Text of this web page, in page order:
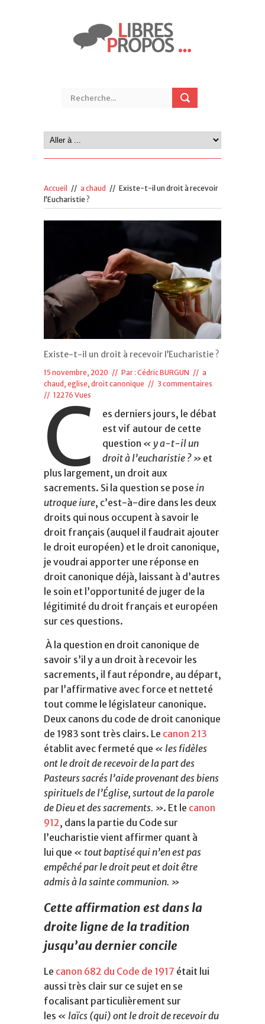
Accueil // a chaud // Existe-t-il un droit à recevoir
l’Eucharistie ?
Existe-t-il un droit à recevoir l’Eucharistie ?
15 novembre, 2020 // Par : Cédric BURGUN // a
chaud , eglise, droit canonique // 3 commentaires
// 12276 Vues
C
es derniers jours, le débat
est vif autour de cette
question « y a-t-il un
droit à l’eucharistie ? » et
plus largement, un droit aux
sacrements. Si la question se pose in
utroque iure, c’est-à-dire dans les deux
droits qui nous occupent à savoir le
droit français (auquel il faudrait ajouter
le droit européen) et le droit canonique,
je voudrai apporter une réponse en
droit canonique déjà, laissant à d’autres
le soin et l’opportunité de juger de la
légitimité du droit français et européen
sur ces questions.
À la question en droit canonique de
savoir s’il y a un droit à recevoir les
sacrements, il faut répondre, au départ,
par l’affirmative avec force et netteté
tout comme le législateur canonique.
Deux canons du code de droit canonique
de 1983 sont très clairs. Le canon 213
établit avec fermeté que « les fidèles
ont le droit de recevoir de la part des
Pasteurs sacrés l’aide provenant des biens
spirituels de l’Église, surtout de la parole
de Dieu et des sacrements. ». Et le canon
912, dans la partie du Code sur
l’eucharistie vient affirmer quant à
lui que « tout baptisé qui n’en est pas
empêché par le droit peut et doit être
admis à la sainte communion. »
Cette affirmation est dans la
droite ligne de la tradition
jusqu’au dernier concile
Le canon 682 du Code de 1917 était lui
aussi très clair sur ce sujet en se
focalisant particulièrement sur
les « laïcs (qui) ont le droit de recevoir du